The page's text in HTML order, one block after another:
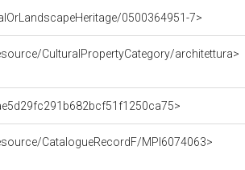
0500364951-7>
CulturalPropertyCategory/architettura>
CatalogueRecordF/MPI6074063>